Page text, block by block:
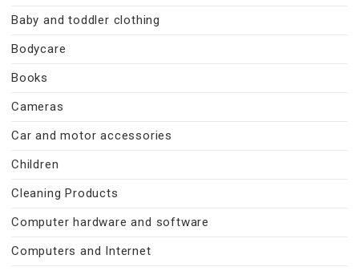
Baby and toddler clothing
Bodycare
Books
Cameras
Car and motor accessories
Children
Cleaning Products
Computer hardware and software
Computers and Internet